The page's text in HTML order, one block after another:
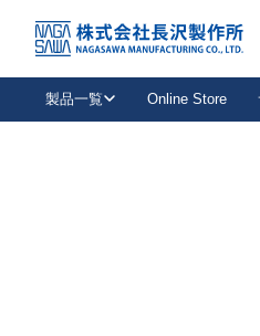
製品一覧 Online Store
KSS加盟店・取扱店情報
店舗一覧